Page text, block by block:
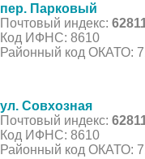
пер. Парковый
Почтовый индекс:
Код ИФНС: 8610
Районный код ОКАТО:
ул. Совхозная
Почтовый индекс:
Код ИФНС: 8610
Районный код ОКАТО: